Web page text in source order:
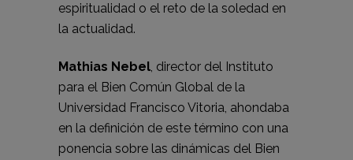
espiritualidad o el reto de la soledad en
la actualidad.
Mathias Nebel, director del Instituto
para el Bien Común Global de la
Universidad Francisco Vitoria, ahondaba
en la definición de este término con una
ponencia sobre las dinámicas del Bien